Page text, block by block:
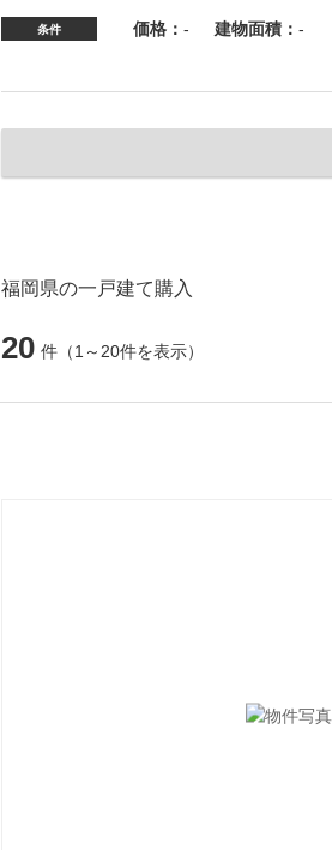
条件 価格： - 建物面積： -
福岡県の一戸建て購入
20 件 （1～20件を表示）